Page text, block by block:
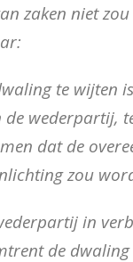
zaken niet
te wijten
wederpartij,
dat de
zou
in
de